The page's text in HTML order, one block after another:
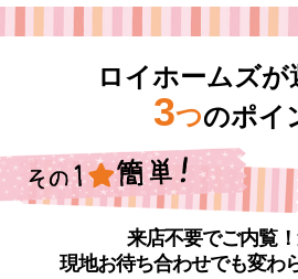
ロイホームズが
3つのポイ
来店不要でご内覧
現地お待ち合わせでも変わ